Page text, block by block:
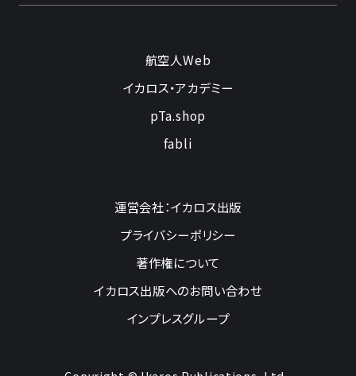
航空人Web
イカロス・アカデミー
pTa.shop
fabli
運営会社：イカロス出版
プライバシーポリシー
著作権について
イカロス出版へのお問い合わせ
インプレスグループ